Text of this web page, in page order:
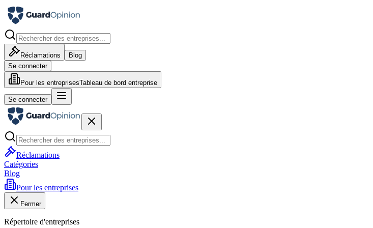
Réclamations
Blog
Se connecter
Pour les entreprisesTableau de bord entreprise
Se connecter
Réclamations
Catégories
Blog
Pour les entreprises
Fermer
Répertoire d'entreprises